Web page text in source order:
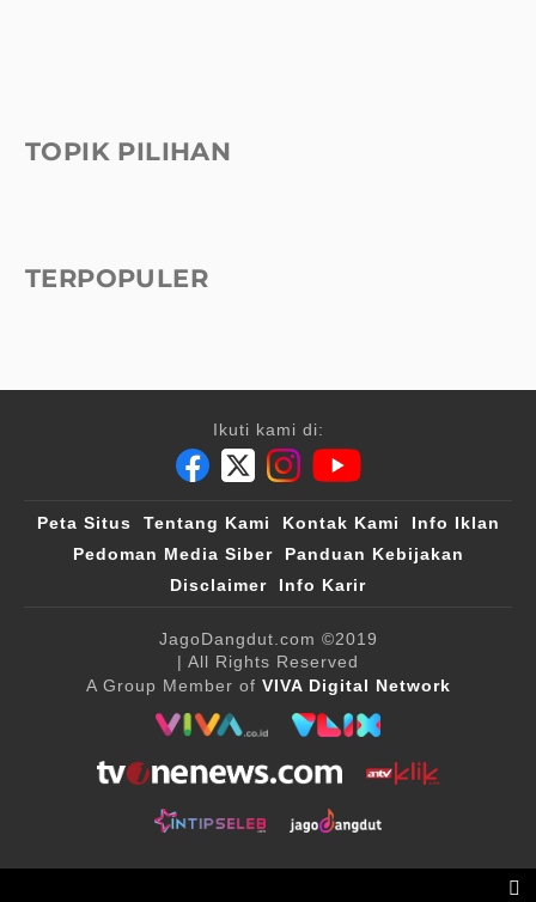
TOPIK PILIHAN
TERPOPULER
Ikuti kami di:
Peta Situs Tentang Kami Kontak Kami
Info Iklan
Pedoman Media Siber
Panduan Kebijakan
Disclaimer
Info Karir
JagoDangdut.com ©2019
| All Rights Reserved
A Group Member of VIVA Digital Network
